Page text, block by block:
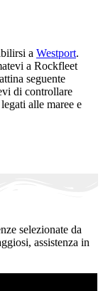
a Westport.
a Rockfleet
seguente
di controllare
alle maree e
selezionate da
assistenza in